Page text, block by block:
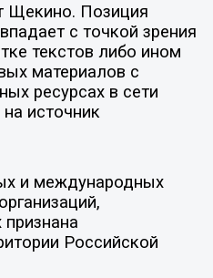
Щекино. Позиция
с точкой зрения
текстов либо ином
материалов с
ресурсах в сети
источник
и международных
Российской